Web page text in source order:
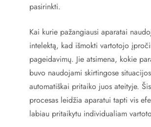
pasirinkti.
Kai kurie pažangiausi aparatai
intelektą, kad išmokti vartotojo
pageidavimų. Jie atsimena, kokie
buvo naudojami skirtingose
automatiškai pritaiko juos ateityje.
procesas leidžia aparatui tapti vis
labiau pritaikytu individualiam